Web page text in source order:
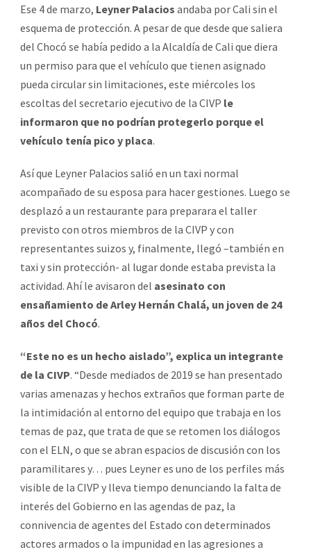
Ese 4 de marzo, Leyner Palacios andaba por Cali sin el
esquema de protección. A pesar de que desde que saliera
del Chocó se había pedido a la Alcaldía de Cali que diera
un permiso para que el vehículo que tienen asignado
pueda circular sin limitaciones, este miércoles los
escoltas del secretario ejecutivo de la CIVP le
informaron que no podrían protegerlo porque el
vehículo tenía pico y placa.
Así que Leyner Palacios salió en un taxi normal
acompañado de su esposa para hacer gestiones. Luego se
desplazó a un restaurante para preparara el taller
previsto con otros miembros de la CIVP y con
representantes suizos y, finalmente, llegó –también en
taxi y sin protección- al lugar donde estaba prevista la
actividad. Ahí le avisaron del asesinato con
ensañamiento de Arley Hernán Chalá, un joven de 24
años del Chocó.
“Este no es un hecho aislado”, explica un integrante
de la CIVP. “Desde mediados de 2019 se han presentado
varias amenazas y hechos extraños que forman parte de
la intimidación al entorno del equipo que trabaja en los
temas de paz, que trata de que se retomen los diálogos
con el ELN, o que se abran espacios de discusión con los
paramilitares y… pues Leyner es uno de los perfiles más
visible de la CIVP y lleva tiempo denunciando la falta de
interés del Gobierno en las agendas de paz, la
connivencia de agentes del Estado con determinados
actores armados o la impunidad en las agresiones a